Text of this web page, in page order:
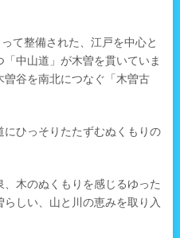
て整備された、江戸を中心と
中山道」が木曽を貫いていま
谷を南北につなぐ「木曽古
ひっそりたたずむぬくもりの
木のぬくもりを感じるゆった
しい、山と川の恵みを取り入